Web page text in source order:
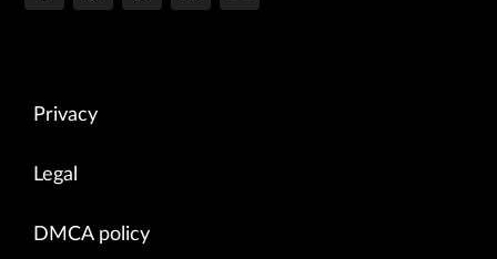
Privacy
Legal
DMCA policy